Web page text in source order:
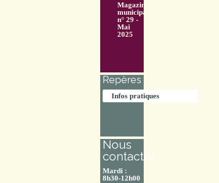
Magazine
municipal
n° 29 -
Mai
2025
Repères
Infos pratiques
Nous
contacter
Mardi :
8h30-12h00